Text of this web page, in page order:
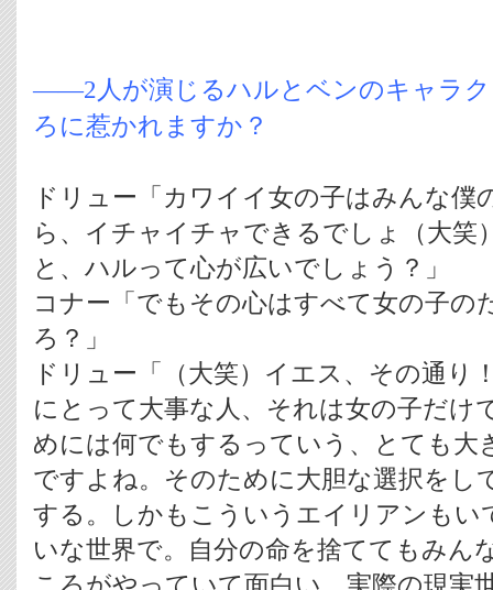
――2人が演じるハルとベンのキャラ
ろに惹かれますか？
ドリュー「カワイイ女の子はみんな僕
ら、イチャイチャできるでしょ（大笑
と、ハルって心が広いでしょう？」
コナー「でもその心はすべて女の子の
ろ？」
ドリュー「（大笑）イエス、その通
にとって大事な人、それは女の子だけ
めには何でもするっていう、とても大
ですよね。そのために大胆な選択をし
する。しかもこういうエイリアンもい
いな世界で。自分の命を捨ててもみん